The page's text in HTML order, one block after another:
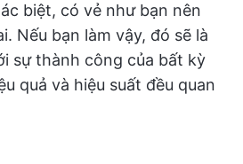
biệt, có vẻ như bạn nên
Nếu bạn làm vậy, đó sẽ là
sự thành công của bất kỳ
quả và hiệu suất đều quan